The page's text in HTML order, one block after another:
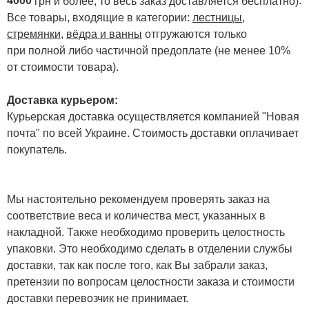
Все товары, входящие в категории: лестницы,
стремянки, вёдра и ванны отгружаются только
при полной либо частичной предоплате (не менее 10%
от стоимости товара).
Доставка курьером:
Курьерская доставка осуществляется компанией "Новая
почта" по всей Украине. Стоимость доставки оплачивает
покупатель.
Мы настоятельно рекомендуем проверять заказ на
соответствие веса и количества мест, указанных в
накладной. Также необходимо проверить целостность
упаковки. Это необходимо сделать в отделении службы
доставки, так как после того, как Вы забрали заказ,
претензии по вопросам целостности заказа и стоимости
доставки перевозчик не принимает.